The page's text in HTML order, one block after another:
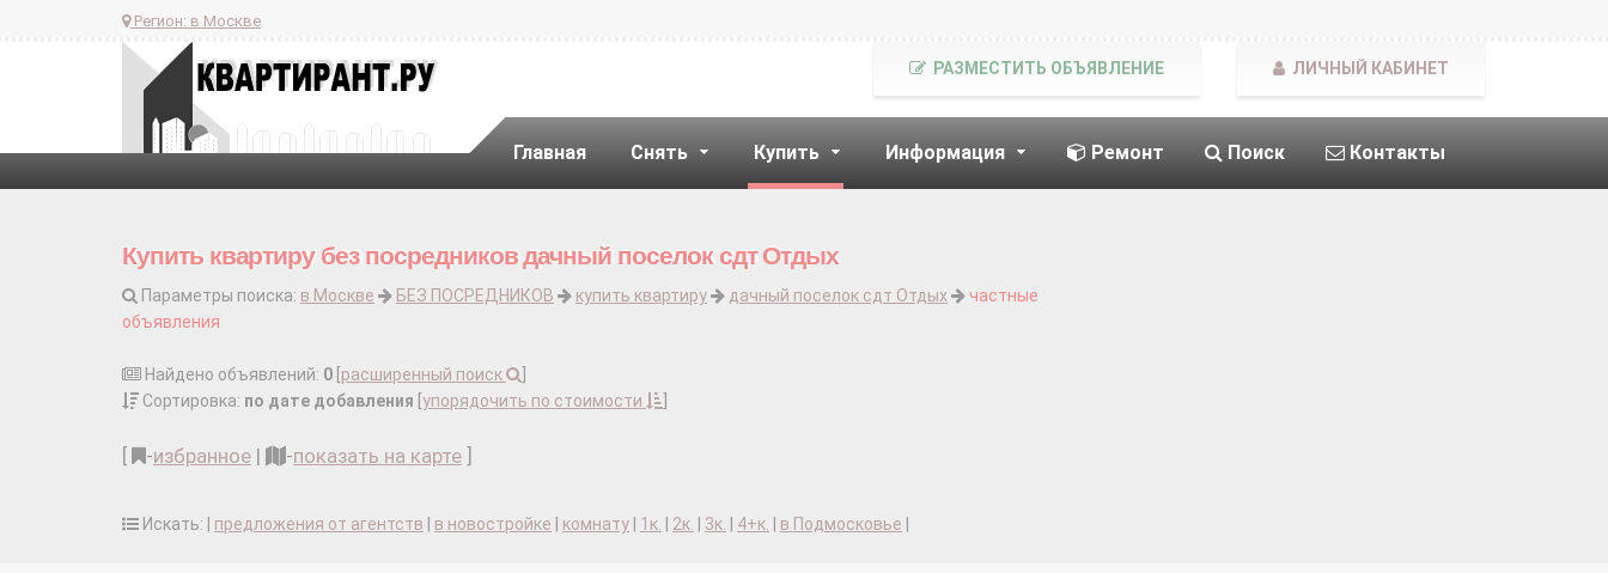
Регион: в Москве
Главная Снять Купить Информация Ремонт Поиск Контакты
РАЗМЕСТИТЬ ОБЪЯВЛЕНИЕ ЛИЧНЫЙ КАБИНЕТ
Купить квартиру без посредников дачный поселок сдт Отдых
Параметры поиска: в Москве БЕЗ ПОСРЕДНИКОВ купить квартиру дачный поселок сдт Отдых
частные
объявления
Найдено объявлений: 0 расширенный поиск
Сортировка: по дате добавления упорядочить по стоимости
-избранное | -показать на карте
Искать: | предложения от агентств в новостройке комнату 1к. 2к. 3к. 4+к. в Подмосковье